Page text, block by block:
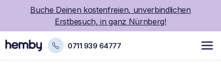
Buche Deinen kostenfreien, unverbindlichen
Erstbesuch, in ganz Nürnberg!
0711 939 64777